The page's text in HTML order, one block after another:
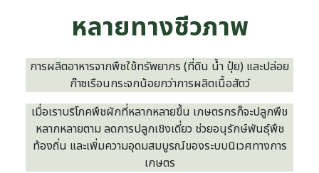
หลายทางชีวภาพ
การผลิตอาหารจากพืชใช้ทรัพยากร (ที่ดิน น้ำ ปุ๋ย) และปล่อย
ก๊าซเรือนกระจกน้อยกว่าการผลิตเนื้อสัตว์
เมื่อเราบริโภคพืชผักที่หลากหลายขึ้น เกษตรกรก็จะปลูกพืช
หลากหลายตาม ลดการปลูกเชิงเดี่ยว ช่วยอนุรักษ์พันธุ์พืช
ท้องถิ่น และเพิ่มความอุดมสมบูรณ์ของระบบนิเวศทางการ
เกษตร